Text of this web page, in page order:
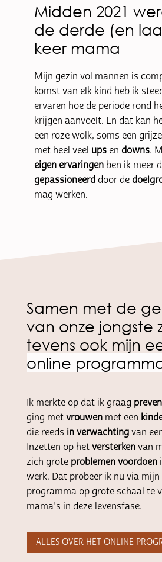
Midden 2021
de derde (en
keer mama
Mijn gezin vol mannen is
komst van elk kind heb ik
ervaren hoe de periode rond
krijgen aanvoelt. En dat kan
een roze wolk, soms een
met heel veel ups en downs.
eigen ervaringen ben ik meer
gepassioneerd door de
mag werken.
Samen met de
van onze jongste
tevens ook mijn
online
Ik merkte op dat ik graag
ging met vrouwenmet een
die reeds in verwachtingvan
Inzetten op het versterkenvan
zich grote problemen voordoen
werk. Dat probeer ik nu via mijn
programma op grote schaal te
mama’s in deze levensfase.
ALLES OVER HET ONLINE